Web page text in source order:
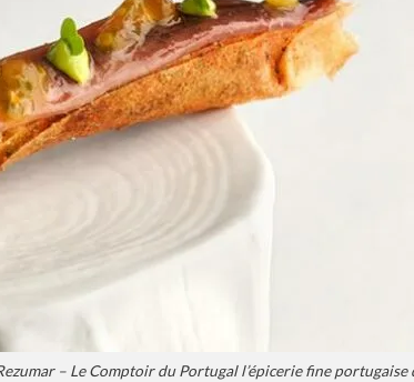
– Le Comptoir du Portugal l’épicerie fine portugaise